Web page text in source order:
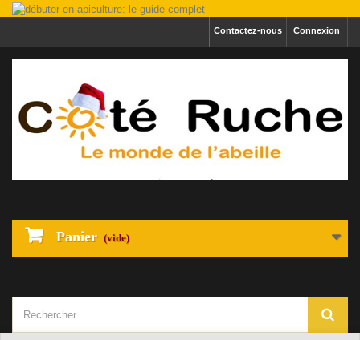
Connexion
Contactez-nous
Panier (vide)